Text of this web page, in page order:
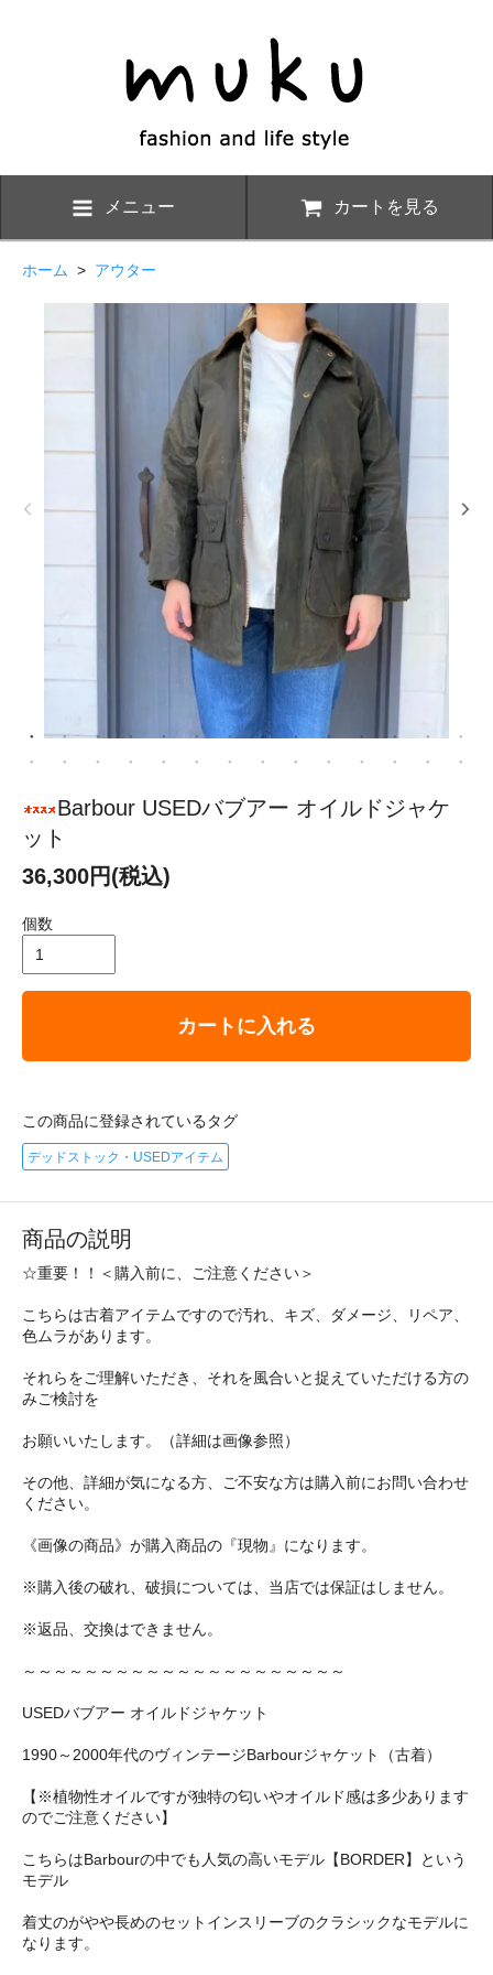
メニュー カートを見る
ホーム > アウター
Barbour USEDバブアー オイルドジャケ
ット
36,300円(税込)
個数
カートに入れる
この商品に登録されているタグ
デッドストック・USEDアイテム
商品の説明
☆重要！！＜購入前に、ご注意ください＞
こちらは古着アイテムですので汚れ、キズ、ダメージ、リペア、
色ムラがあります。
それらをご理解いただき、それを風合いと捉えていただける方の
みご検討を
お願いいたします。（詳細は画像参照）
その他、詳細が気になる方、ご不安な方は購入前にお問い合わせ
ください。
《画像の商品》が購入商品の『現物』になります。
※購入後の破れ、破損については、当店では保証はしません。
※返品、交換はできません。
～～～～～～～～～～～～～～～～～～～～～
USEDバブアー オイルドジャケット
1990～2000年代のヴィンテージBarbourジャケット（古着）
【※植物性オイルですが独特の匂いやオイルド感は多少あります
のでご注意ください】
こちらはBarbourの中でも人気の高いモデル【BORDER】という
モデル
着丈のがやや長めのセットインスリーブのクラシックなモデルに
なります。